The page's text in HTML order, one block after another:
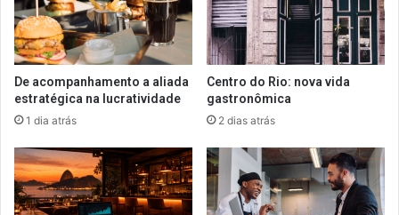
De acompanhamento a aliada
estratégica na lucratividade
1 dia atrás
Centro do Rio: nova vida
gastronômica
2 dias atrás